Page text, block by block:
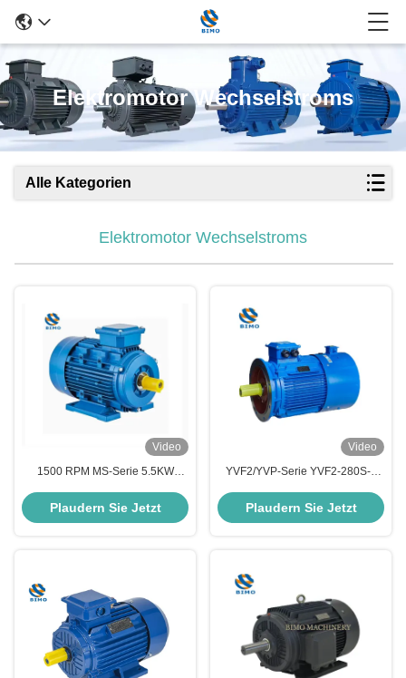
Elektromotor Wechselstroms
Alle Kategorien
Elektromotor Wechselstroms
Video
1500 RPM MS-Serie 5.5KW
asynchroner Motor
Aluminiumgehäuse
Plaudern Sie Jetzt
Video
YVF2/YVP-Serie YVF2-280S-2
Wechselfrequenzgeschwindigkeit
Dreiphasiger Asynchronmotor
Plaudern Sie Jetzt